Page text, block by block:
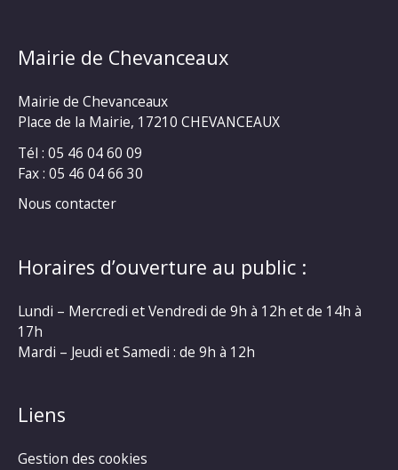
Mairie de Chevanceaux
Mairie de Chevanceaux
Place de la Mairie, 17210 CHEVANCEAUX
Tél : 05 46 04 60 09
Fax : 05 46 04 66 30
Nous contacter
Horaires d’ouverture au public :
Lundi – Mercredi et Vendredi de 9h à 12h et de 14h à
17h
Mardi – Jeudi et Samedi : de 9h à 12h
Liens
Gestion des cookies